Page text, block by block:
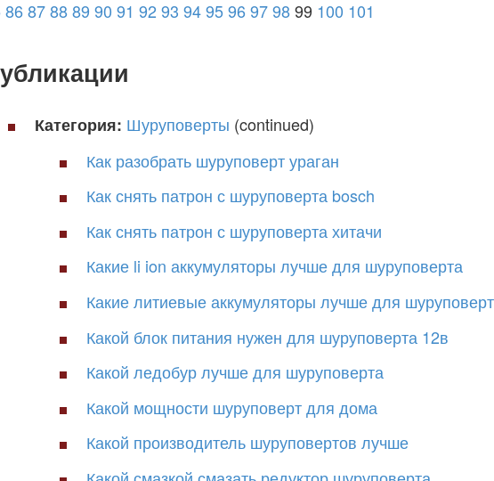
86878889 90 91 92 93 949596979899 100 101
Категория: Шуруповерты (continued)
Как разобрать шуруповерт ураган
Как снять патрон с шуруповерта bosch
Как снять патрон с шуруповерта хитачи
Какие li ion аккумуляторы лучше для шуруповерта
Какие литиевые аккумуляторы лучше для
Какой блок питания нужен для шуруповерта 12в
Какой ледобур лучше для шуруповерта
Какой мощности шуруповерт для дома
Какой производитель шуруповертов лучше